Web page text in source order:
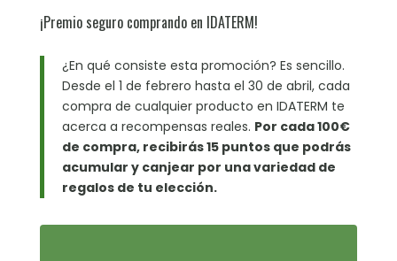
¡Premio seguro comprando en IDATERM!
¿En qué consiste esta promoción? Es sencillo.
Desde el 1 de febrero hasta el 30 de abril, cada
compra de cualquier producto en IDATERM te
acerca a recompensas reales. Por cada 100€
de compra, recibirás 15 puntos que podrás
acumular y canjear por una variedad de
regalos de tu elección.